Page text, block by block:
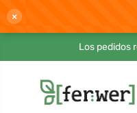
×
Los pedidos